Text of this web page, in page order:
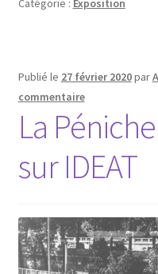
Catégorie : Exposition
Publié le 27 février 2020par
commentaire
La
sur IDEAT